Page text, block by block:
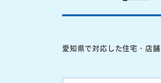
愛知県で対応した住宅・店